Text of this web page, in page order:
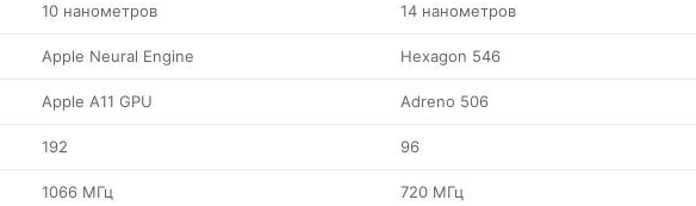
10 нанометров 14 нанометров
Apple Neural Engine Hexagon 546
Apple A11 GPU Adreno 506
192 96
1066 МГц 720 МГц